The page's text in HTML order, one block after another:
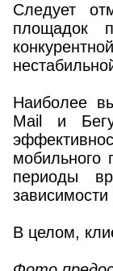
Следует
площадок
Наиболее
Mail и
мобильного
периоды
В целом,